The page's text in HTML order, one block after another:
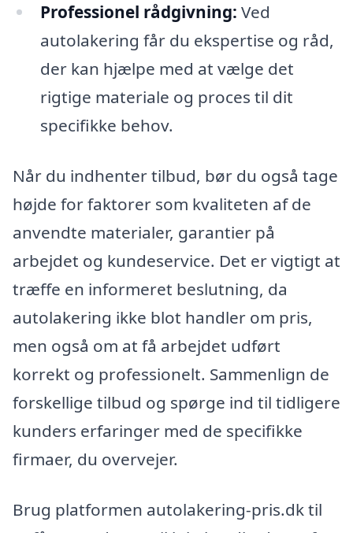
Professionel rådgivning: Ved
autolakering får du ekspertise og råd,
der kan hjælpe med at vælge det
rigtige materiale og proces til dit
specifikke behov.
Når du indhenter tilbud, bør du også tage
højde for faktorer som kvaliteten af de
anvendte materialer, garantier på
arbejdet og kundeservice. Det er vigtigt at
træffe en informeret beslutning, da
autolakering ikke blot handler om pris,
men også om at få arbejdet udført
korrekt og professionelt. Sammenlign de
forskellige tilbud og spørge ind til tidligere
kunders erfaringer med de specifikke
firmaer, du overvejer.
Brug platformen autolakering-pris.dk til